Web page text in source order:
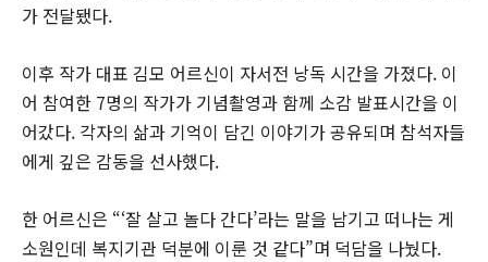
가 전달됐다.
이후 작가 대표 김모 어르신이 자서전 낭독 시간을 가졌다. 이
어 참여한 7명의 작가가 기념촬영과 함께 소감 발표시간을 이
어갔다. 각자의 삶과 기억이 담긴 이야기가 공유되며 참석자들
에게 깊은 감동을 선사했다.
한 어르신은 “‘잘 살고 놀다 간다’라는 말을 남기고 떠나는 게
소원인데 복지기관 덕분에 이룬 것 같다”며 덕담을 나눴다.